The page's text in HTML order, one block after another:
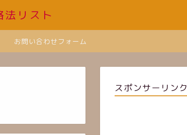
法リスト
お問い合わせフォーム
スポンサーリンク